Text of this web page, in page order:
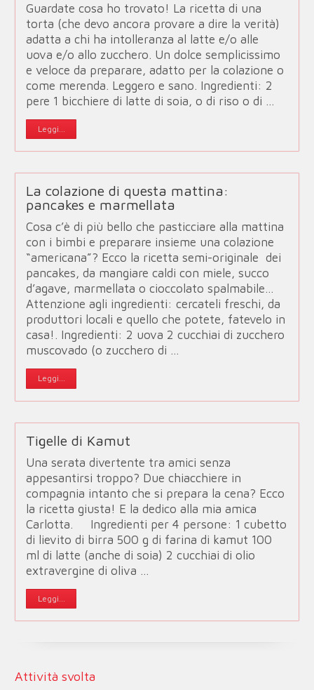
Guardate cosa ho trovato! La ricetta di una
torta (che devo ancora provare a dire la verità)
adatta a chi ha intolleranza al latte e/o alle
uova e/o allo zucchero. Un dolce semplicissimo
e veloce da preparare, adatto per la colazione o
come merenda. Leggero e sano. Ingredienti: 2
pere 1 bicchiere di latte di soia, o di riso o di …
Leggi...
La colazione di questa mattina:
pancakes e marmellata
Cosa c’è di più bello che pasticciare alla mattina
con i bimbi e preparare insieme una colazione
“americana”? Ecco la ricetta semi-originale dei
pancakes, da mangiare caldi con miele, succo
d’agave, marmellata o cioccolato spalmabile…
Attenzione agli ingredienti: cercateli freschi, da
produttori locali e quello che potete, fatevelo in
casa!. Ingredienti: 2 uova 2 cucchiai di zucchero
muscovado (o zucchero di …
Leggi...
Tigelle di Kamut
Una serata divertente tra amici senza
appesantirsi troppo? Due chiacchiere in
compagnia intanto che si prepara la cena? Ecco
la ricetta giusta! E la dedico alla mia amica
Carlotta. Ingredienti per 4 persone: 1 cubetto
di lievito di birra 500 g di farina di kamut 100
ml di latte (anche di soia) 2 cucchiai di olio
extravergine di oliva …
Leggi...
Attività svolta